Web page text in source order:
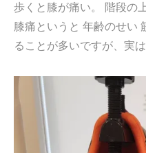
歩くと膝が痛い。 階段の
膝痛というと 年齢のせい
ることが多いですが、実